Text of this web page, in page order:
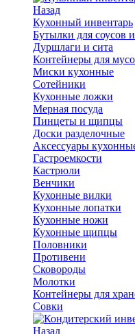
Назад
Кухонный инвентарь
Бутылки для соусов
Дуршлаги и сита
Контейнеры для
Миски кухонные
Сотейники
Кухонные ложки
Мерная посуда
Пинцеты и щипцы
Доски разделочные
Аксессуары
Гастроемкости
Кастрюли
Венчики
Кухонные вилки
Кухонные лопатки
Кухонные ножи
Кухонные щипцы
Половники
Противени
Сковороды
Молотки
Контейнеры для
Совки
Назад